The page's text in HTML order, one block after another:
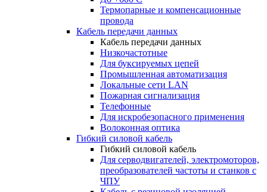
Термопарные и компенсационные
провода
Кабель передачи данных
Кабель передачи данных
Низкочастотные
Для буксируемых цепей
Промышленная автоматизация
Локальные сети LAN
Пожарная сигнализация
Телефонные
Для искробезопасного применения
Волоконная оптика
Гибкий силовой кабель
Гибкий силовой кабель
Для серводвигателей, электромоторов,
преобразователей частоты и станков с
ЧПУ